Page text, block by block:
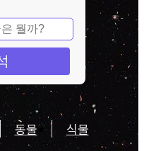
동물 식물